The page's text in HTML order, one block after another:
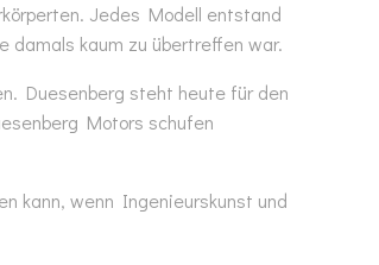
Jedes Modell entstand
damals kaum zu übertreffen war.
Duesenberg steht heute für den
Motors schufen
kann, wenn Ingenieurskunst und